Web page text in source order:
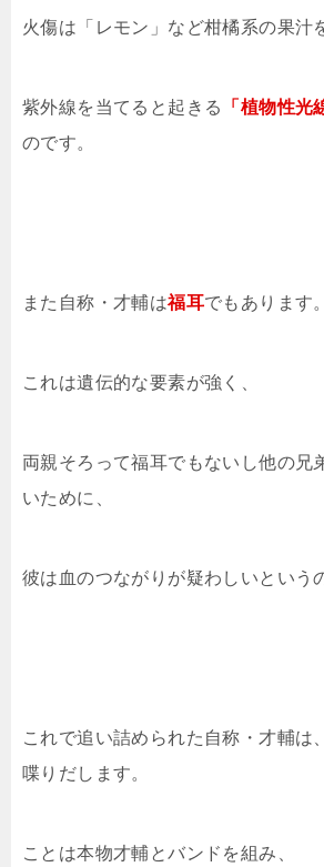
火傷は「レモン」など柑橘系の果汁
紫外線を当てると起きる 「植物性光
のです。
また自称・才輔は福耳でもあります。
これは遺伝的な要素が強く、
両親そろって福耳でもないし他の兄
いために、
彼は血のつながりが疑わしいという
これで追い詰められた自称・才輔は
喋りだします。
ことは本物才輔とバンドを組み、